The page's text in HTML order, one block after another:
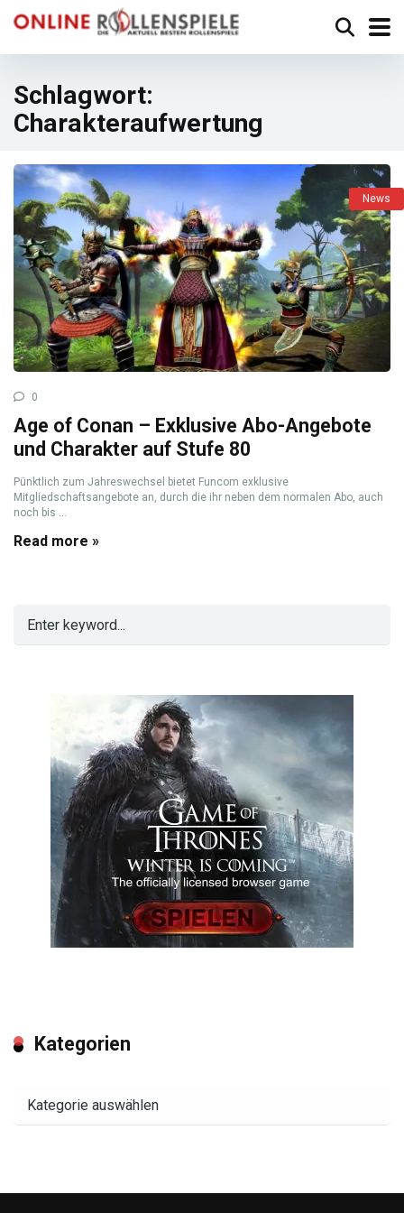
Schlagwort:
Charakteraufwertung
News
0
Age of Conan – Exklusive Abo-Angebote
und Charakter auf Stufe 80
Pünktlich zum Jahreswechsel bietet Funcom exklusive
Mitgliedschaftsangebote an, durch die ihr neben dem normalen Abo, auch
noch bis ...
Read more »
Kategorien